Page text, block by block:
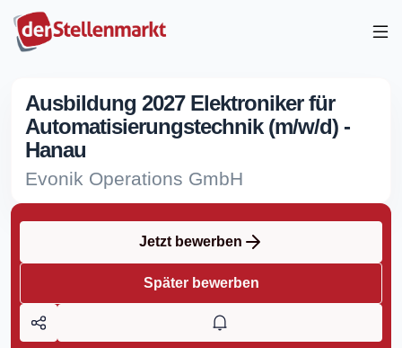
Ausbildung 2027 Elektroniker für
Automatisierungstechnik (m/w/d) -
Hanau
Evonik Operations GmbH
Jetzt bewerben
Später bewerben